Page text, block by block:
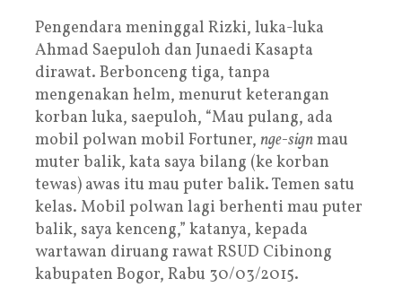
Pengendara meninggal Rizki, luka-luka
Ahmad Saepuloh dan Junaedi Kasapta
dirawat. Berbonceng tiga, tanpa
mengenakan helm, menurut keterangan
korban luka, saepuloh, “Mau pulang, ada
mobil polwan mobil Fortuner, nge-signmau
muter balik, kata saya bilang (ke korban
tewas) awas itu mau puter balik. Temen satu
kelas. Mobil polwan lagi berhenti mau puter
balik, saya kenceng,” katanya, kepada
wartawan diruang rawat RSUD Cibinong
kabupaten Bogor, Rabu 30/03/2015.